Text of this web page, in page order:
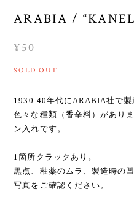
ARABIA /
¥50
SOLD OUT
1930-40年代にARABIA社で製
色々な種類（香辛料）があり
ン入れです。
1箇所クラックあり。
黒点、釉薬のムラ、製造時の
写真をご確認ください。